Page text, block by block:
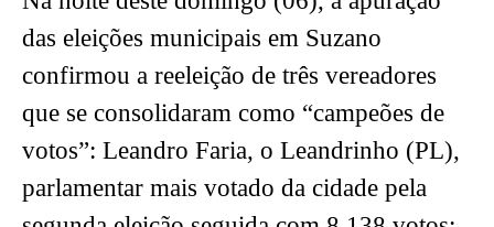
das eleições municipais em Suzano
confirmou a reeleição de três vereadores
que se consolidaram como “campeões de
votos”: Leandro Faria, o Leandrinho (PL),
parlamentar mais votado da cidade pela